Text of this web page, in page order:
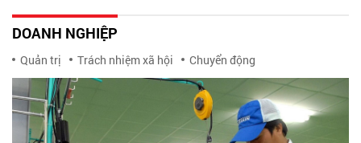
DOANH NGHIỆP
Quản trị Trách nhiệm xã hội Chuyển động